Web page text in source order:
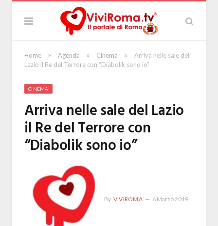
Home » Agenda » Cinema »
Arriva nelle sale del
Lazio il Re del Terrore con “Diabolik sono io”
CINEMA
Arriva nelle sale del Lazio
il Re del Terrore con
“Diabolik sono io”
By VIVIROMA 6 Marzo 2019